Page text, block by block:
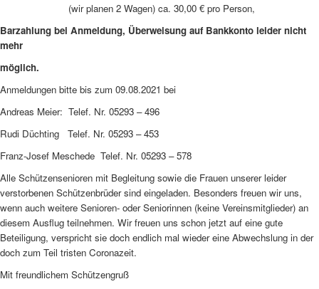
(wir planen 2 Wagen) ca. 30,00 € pro Person,
Barzahlung bei Anmeldung, Überweisung auf Bankkonto leider nicht
mehr
möglich.
Anmeldungen bitte bis zum 09.08.2021 bei
Andreas Meier: Telef. Nr. 05293 – 496
Rudi Düchting Telef. Nr. 05293 – 453
Franz-Josef Meschede Telef. Nr. 05293 – 578
Alle Schützensenioren mit Begleitung sowie die Frauen unserer leider
verstorbenen Schützenbrüder sind eingeladen. Besonders freuen wir uns,
wenn auch weitere Senioren- oder Seniorinnen (keine Vereinsmitglieder) an
diesem Ausflug teilnehmen. Wir freuen uns schon jetzt auf eine gute
Beteiligung, verspricht sie doch endlich mal wieder eine Abwechslung in der
doch zum Teil tristen Coronazeit.
Mit freundlichem Schützengruß